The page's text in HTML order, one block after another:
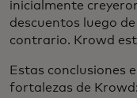
inicialmente
descuentos luego
contrario. Krowd
Estas conclusiones
fortalezas de